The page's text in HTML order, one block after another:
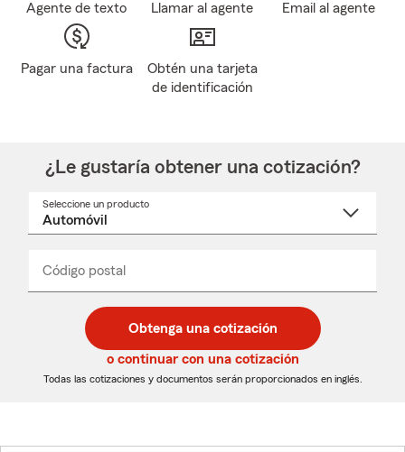
Agente de texto Llamar al agente Email al agente
Pagar una factura
Obtén una tarjeta
de identificación
¿Le gustaría obtener una cotización?
Seleccione un producto
desplegable
Código postal
de
5
dígitos
de
5
dígitos
_____
Obtenga una cotización
o continuar con una cotización
Todas las cotizaciones y documentos serán proporcionados en inglés.